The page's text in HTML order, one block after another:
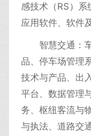
感技术（RS）系
应用软件、软件
智慧交通：车
品、停车场管理
技术与产品、出
平台、数据管理
务、枢纽客流与
与执法、道路交